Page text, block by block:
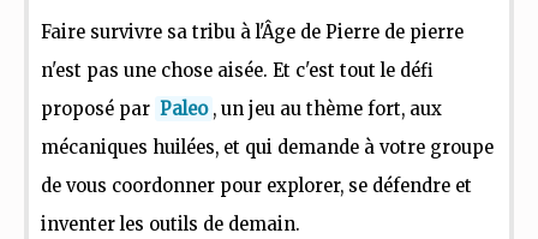
Faire survivre sa tribu à l'Âge de Pierre de pierre
n'est pas une chose aisée. Et c'est tout le défi
proposé par Paleo , un jeu au thème fort, aux
mécaniques huilées, et qui demande à votre groupe
de vous coordonner pour explorer, se défendre et
inventer les outils de demain.